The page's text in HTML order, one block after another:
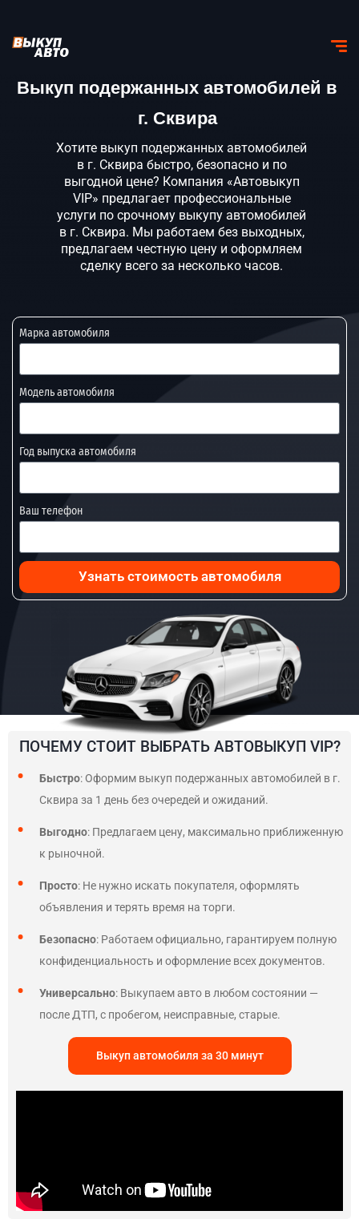
Выкуп подержанных автомобилей в
г. Сквира
Хотите выкуп подержанных автомобилей
в г. Сквира быстро, безопасно и по
выгодной цене? Компания «Автовыкуп
VIP» предлагает профессиональные
услуги по срочному выкупу автомобилей
в г. Сквира. Мы работаем без выходных,
предлагаем честную цену и оформляем
сделку всего за несколько часов.
Марка автомобиля
Модель автомобиля
Год выпуска автомобиля
Ваш телефон
Узнать стоимость автомобиля
ПОЧЕМУ СТОИТ ВЫБРАТЬ АВТОВЫКУП VIP?
Быстро: Оформим выкуп подержанных автомобилей в г.
Сквира за 1 день без очередей и ожиданий.
Выгодно: Предлагаем цену, максимально приближенную
к рыночной.
Просто: Не нужно искать покупателя, оформлять
объявления и терять время на торги.
Безопасно: Работаем официально, гарантируем полную
конфиденциальность и оформление всех документов.
Универсально: Выкупаем авто в любом состоянии —
после ДТП, с пробегом, неисправные, старые.
Выкуп автомобиля за 30 минут